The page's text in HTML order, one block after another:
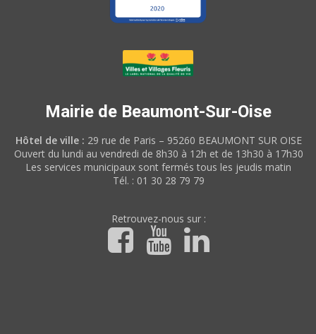
Mairie de Beaumont-Sur-Oise
Hôtel de ville : 29 rue de Paris – 95260 BEAUMONT SUR OISE
Ouvert du lundi au vendredi de 8h30 à 12h et de 13h30 à 17h30
Les services municipaux sont fermés tous les jeudis matin
Tél. : 01 30 28 79 79
Retrouvez-nous sur :